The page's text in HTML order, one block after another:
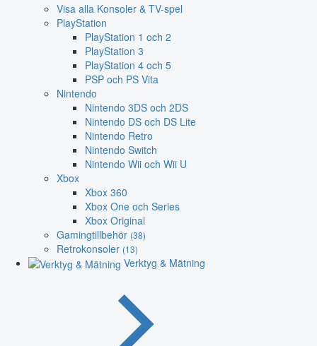
Visa alla Konsoler & TV-spel
PlayStation
PlayStation 1 och 2
PlayStation 3
PlayStation 4 och 5
PSP och PS Vita
Nintendo
Nintendo 3DS och 2DS
Nintendo DS och DS Lite
Nintendo Retro
Nintendo Switch
Nintendo Wii och Wii U
Xbox
Xbox 360
Xbox One och Series
Xbox Original
Gamingtillbehör (38)
Retrokonsoler (13)
Verktyg & Mätning